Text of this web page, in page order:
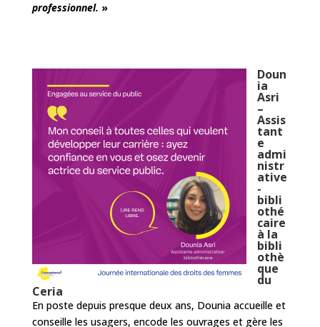
professionnel. »
Doun
ia
Asri
–
Assis
tant
e
admi
nistr
ative
-
bibli
othé
caire
à la
bibli
othè
que
du
Ceria
En poste depuis presque deux ans, Dounia accueille et
conseille les usagers, encode les ouvrages et gère les